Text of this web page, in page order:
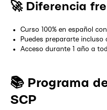
🚀 Diferencia
Curso 100% en español
Puedes prepararte incluso
Acceso durante 1 año a
📚 Programa
SCP